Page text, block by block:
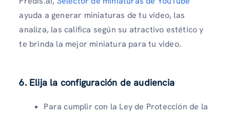
ayuda a generar miniaturas de tu video, las
analiza, las califica según su atractivo estético y
te brinda la mejor miniatura para tu video.
6. Elija la configuración de audiencia
Para cumplir con la Ley de Protección de la